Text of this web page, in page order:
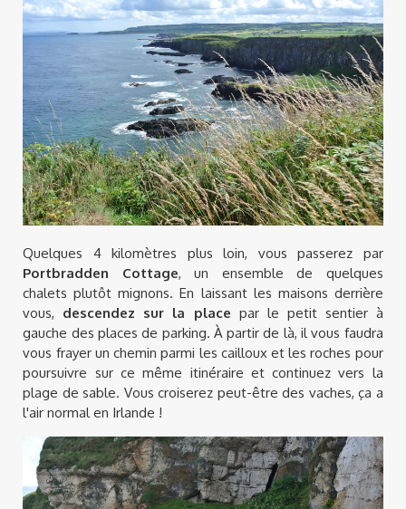
Quelques 4 kilomètres plus loin, vous passerez par
Portbradden Cottage, un ensemble de quelques
chalets plutôt mignons. En laissant les maisons derrière
vous, descendez sur la place par le petit sentier à
gauche des places de parking. À partir de là, il vous faudra
vous frayer un chemin parmi les cailloux et les roches pour
poursuivre sur ce même itinéraire et continuez vers la
plage de sable. Vous croiserez peut-être des vaches, ça a
l'air normal en Irlande !